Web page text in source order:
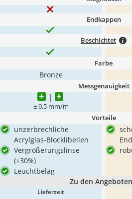
Endkappen
Beschichtet
Farbe
Bronze
Messgenauigkeit
± 0,5 mm/m
Vorteile
unzerbrechliche
Acrylglas-Blocklibellen
Vergrößerungslinse
(+30%)
Leuchtbelag
Zu den Angeboten
Lieferzeit